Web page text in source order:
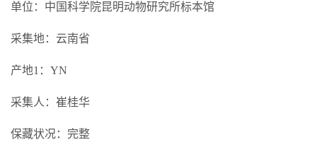
单位：中国科学院昆明动物研究所标本馆
采集地：云南省
产地1：YN
采集人：崔桂华
保藏状况：完整